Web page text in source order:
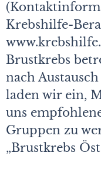
Krebshilfe-
Brustkrebs
nach
laden wir ein,
uns
Gruppen zu
„Brustkrebs